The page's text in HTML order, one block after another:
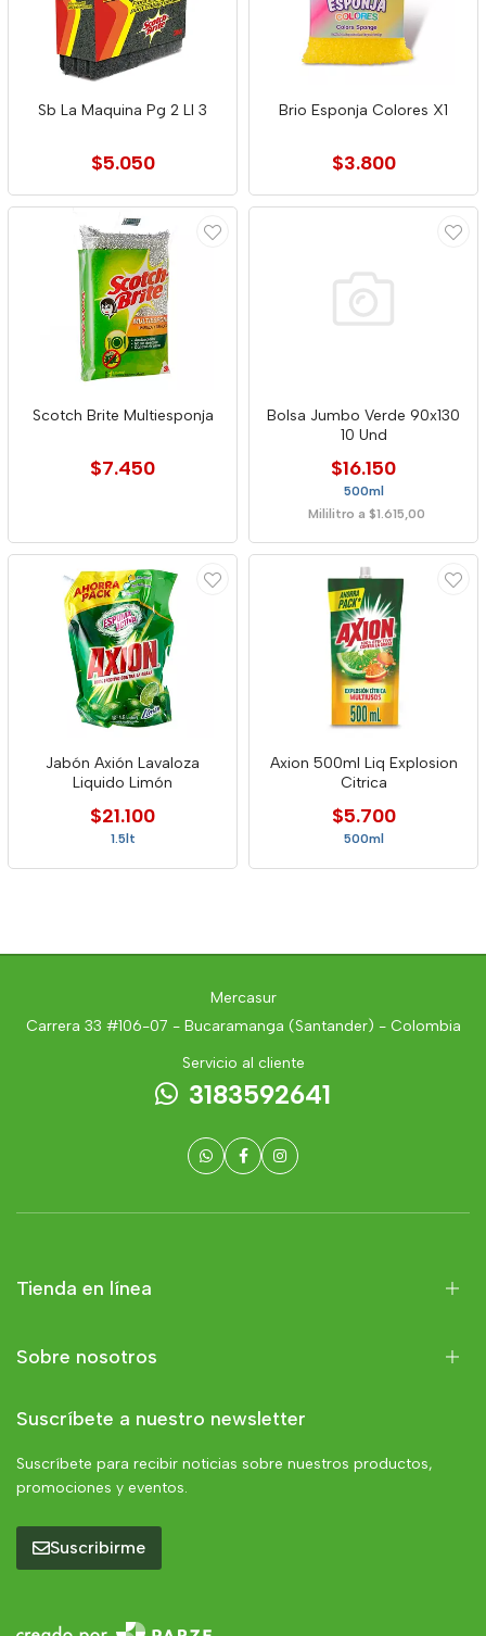
Sb La Maquina Pg 2 Ll 3
$5.050
Brio Esponja Colores X1
$3.800
Scotch Brite Multiesponja
$7.450
Bolsa Jumbo Verde 90x130
10 Und
$16.150
500ml
Mililitro a $1.615,00
Jabón Axión Lavaloza
Liquido Limón
$21.100
1.5lt
Axion 500ml Liq Explosion
Citrica
$5.700
500ml
Mercasur
Carrera 33 #106-07 - Bucaramanga (Santander) - Colombia
Servicio al cliente
3183592641
Tienda en línea
Sobre nosotros
Suscríbete a nuestro newsletter
Suscríbete para recibir noticias sobre nuestros productos,
promociones y eventos.
Suscribirme